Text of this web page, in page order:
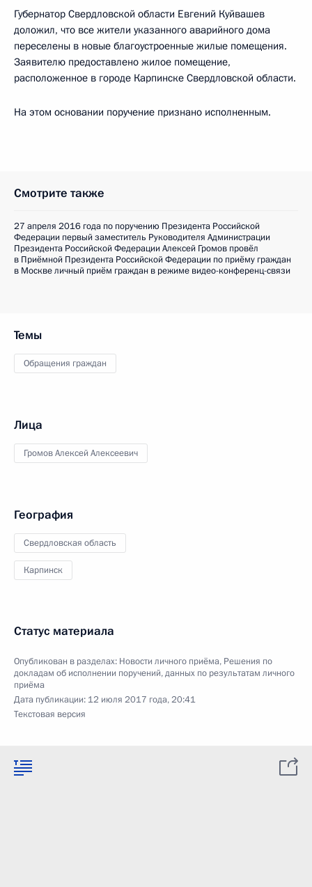
Губернатор Свердловской области Евгений Куйвашев
доложил, что все жители указанного аварийного дома
переселены в новые благоустроенные жилые помещения.
Заявителю предоставлено жилое помещение,
расположенное в городе Карпинске Свердловской области.
На этом основании поручение признано исполненным.
Смотрите также
27 апреля 2016 года по поручению Президента Российской
Федерации первый заместитель Руководителя Администрации
Президента Российской Федерации Алексей Громов провёл
в Приёмной Президента Российской Федерации по приёму граждан
в Москве личный приём граждан в режиме видео-конференц-связи
Темы
Обращения граждан
Лица
Громов Алексей Алексеевич
География
Свердловская область
Карпинск
Статус материала
Опубликован в разделах: Новости личного приёма, Решения по
докладам об исполнении поручений, данных по результатам личного
приёма
Дата публикации: 12 июля 2017 года, 20:41
Текстовая версия